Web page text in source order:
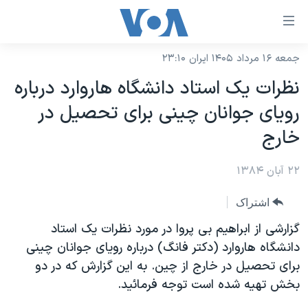
لینکهای
دسترسی
جهش
محتوای
اصلی
صفحه
جهش
به
جستجو
نسخه سبک وب‌سایت
موضوع ها
ایران
آمریکا
جهان
ورزشی
گزیده‌ها
ویژه برنامه‌ها
برنامه های تلویزیونی
جدول برنامه ها
صفحه‌های ویژه
جام جهانی ۲۰۲۶
عملیات خشم حماسی
۲۵۰سالگی آمریکا
فرکانس‌های صدای آمریکا
پخش رادیویی
یادگیری زبان انگلیسی
جمعه ۱۶ مرداد ۱۴۰۵ ایران ۲۳:۱۰
نظرات يک استاد دانشگاه هاروارد درباره
رويای جوانان چينی برای تحصيل در
خارج
۲۲ آبان ۱۳۸۴
اشتراک
گزارشی از ابراهيم بی پروا در مورد نظرات يک استاد
دانشگاه هاروارد (دکتر فانگ) درباره رويای جوانان چينی
برای تحصيل در خارج از چين. به اين گزارش که در دو
بخش تهيه شده است توجه فرمائيد.